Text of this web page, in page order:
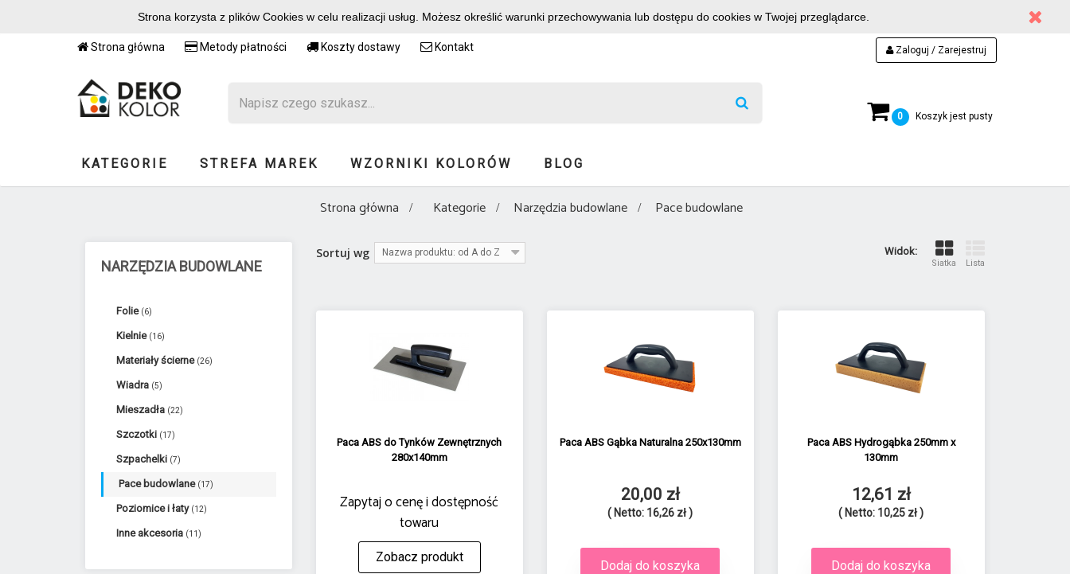
Strona korzysta z plików Cookies w celu realizacji usług. Możesz określić warunki przechowywania lub dostępu do cookies w Twojej przeglądarce.
Strona główna Metody płatności Koszty dostawy Kontakt Zaloguj / Zarejestruj
0 Koszyk jest pusty
KATEGORIE STREFA MAREK WZORNIKI KOLORÓW BLOG
Strona główna Kategorie Narzędzia budowlane Pace budowlane
NARZĘDZIA BUDOWLANE
Folie (6)
Kielnie (16)
Materiały ścierne (26)
Wiadra (5)
Mieszadła (22)
Szczotki (17)
Szpachelki (7)
Pace budowlane (17)
Poziomice i łaty (12)
Inne akcesoria (11)
Widok:
Siatka Lista
Sortuj wg Nazwa produktu: od A do Z
Paca ABS do Tynków Zewnętrznych
280x140mm
Zapytaj o cenę i dostępność
towaru
Zobacz produkt
Paca ABS Gąbka Naturalna 250x130mm
20,00 zł
( Netto: 16,26 zł )
Dodaj do koszyka
Paca ABS Hydrogąbka 250mm x
130mm
12,61 zł
( Netto: 10,25 zł )
Dodaj do koszyka